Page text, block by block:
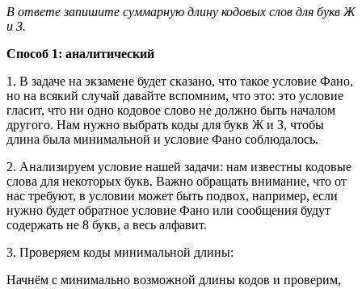
В ответе запишите суммарную длину кодовых слов для букв Ж
и З.
Способ 1: аналитический
1. В задаче на экзамене будет сказано, что такое условие Фано,
но на всякий случай давайте вспомним, что это: это условие
гласит, что ни одно кодовое слово не должно быть началом
другого. Нам нужно выбрать коды для букв Ж и З, чтобы
длина была минимальной и условие Фано соблюдалось.
2. Анализируем условие нашей задачи: нам известны кодовые
слова для некоторых букв. Важно обращать внимание, что от
нас требуют, в условии может быть подвох, например, если
нужно будет обратное условие Фано или сообщения будут
содержать не 8 букв, а весь алфавит.
3. Проверяем коды минимальной длины:
Начнём с минимально возможной длины кодов и проверим,